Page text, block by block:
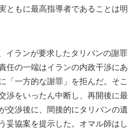
ともに最高指導者であることは明
イランが要求したタリバンの謝罪
任の一端はイランの内政干渉にあ
「一方的な謝罪」を拒んだ。そこ
渉をいったん中断し、再開後に最
交渉後に、間接的にタリバンの遺
妥協案を提示した。オマル師はし